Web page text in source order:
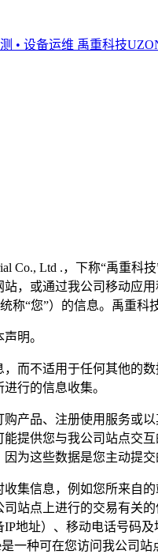
禹重科技
Co., Ltd .，下称“禹重科
，或通过我公司移动应
称“您”）的信息。禹重科
明。
而不适用于任何其他的
行的信息收集。
产品、注册使用服务或
提供您与我公司站点交
为这些数据是您主动提交
集信息，例如您所来自
站点上进行的交易有关
地址）、移动电话号码
一种可在您访问我公司